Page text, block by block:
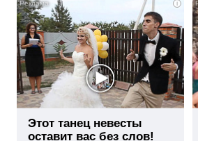
i
Этот танец невесты
оставит вас без слов!